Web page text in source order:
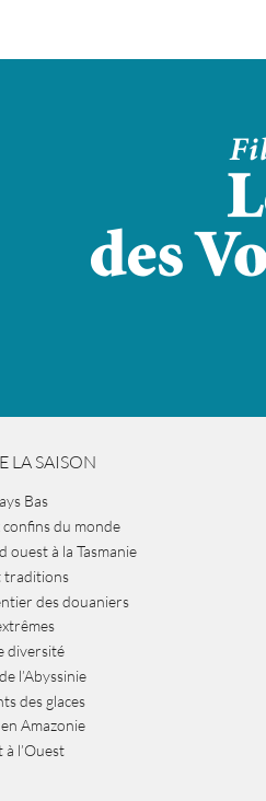
LA SAISON
Bas
du monde
ouest à la Tasmanie
traditions
des douaniers
diversité
l’Abyssinie
des glaces
Amazonie
l’Ouest